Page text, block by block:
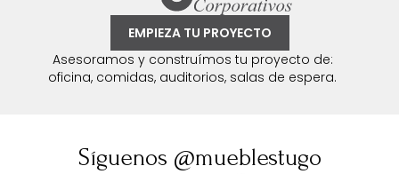
EMPIEZA TU PROYECTO
Asesoramos y construímos tu proyecto de:
oficina, comidas, auditorios, salas de espera.
Síguenos @mueblestugo